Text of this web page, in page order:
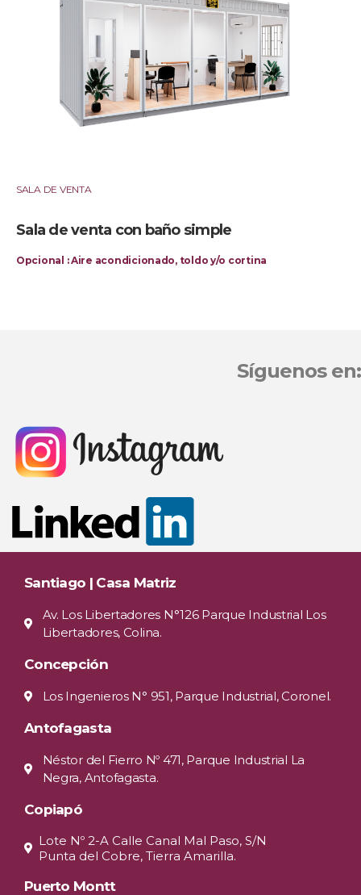
SALA DE VENTA
Sala de venta con baño simple
Opcional : Aire acondicionado, toldo y/o cortina
Síguenos en:
Santiago | Casa Matriz
Av. Los Libertadores N°126 Parque Industrial Los
Libertadores, Colina.
Concepción
Los Ingenieros N° 951, Parque Industrial, Coronel.
Antofagasta
Néstor del Fierro Nº 471, Parque Industrial La
Negra, Antofagasta.
Copiapó
Lote Nº 2-A Calle Canal Mal Paso, S/N
Punta del Cobre, Tierra Amarilla.
Puerto Montt